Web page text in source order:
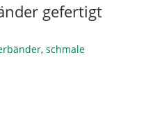
gefertigt
, schmale